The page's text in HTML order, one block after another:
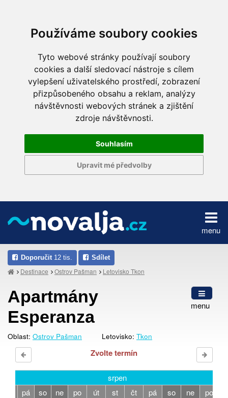
Používáme soubory cookies
Tyto webové stránky používají soubory
cookies a další sledovací nástroje s cílem
vylepšení uživatelského prostředí, zobrazení
přizpůsobeného obsahu a reklam, analýzy
návštěvnosti webových stránek a zjištění
zdroje návštěvnosti.
Souhlasím
Upravit mé předvolby
menu
Doporučit 12 tis. Sdílet
Destinace Ostrov Pašman Letovisko Tkon
menu
Apartmány
Esperanza
Oblast: Ostrov Pašman Letovisko: Tkon
Zvolte termín
srpen
pá so ne po út st čt pá so ne po